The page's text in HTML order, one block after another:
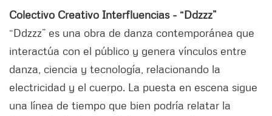
Colectivo Creativo Interfluencias - “Ddzzz”
“Ddzzz” es una obra de danza contemporánea que
interactúa con el público y genera vínculos entre
danza, ciencia y tecnología, relacionando la
electricidad y el cuerpo. La puesta en escena sigue
una línea de tiempo que bien podría relatar la